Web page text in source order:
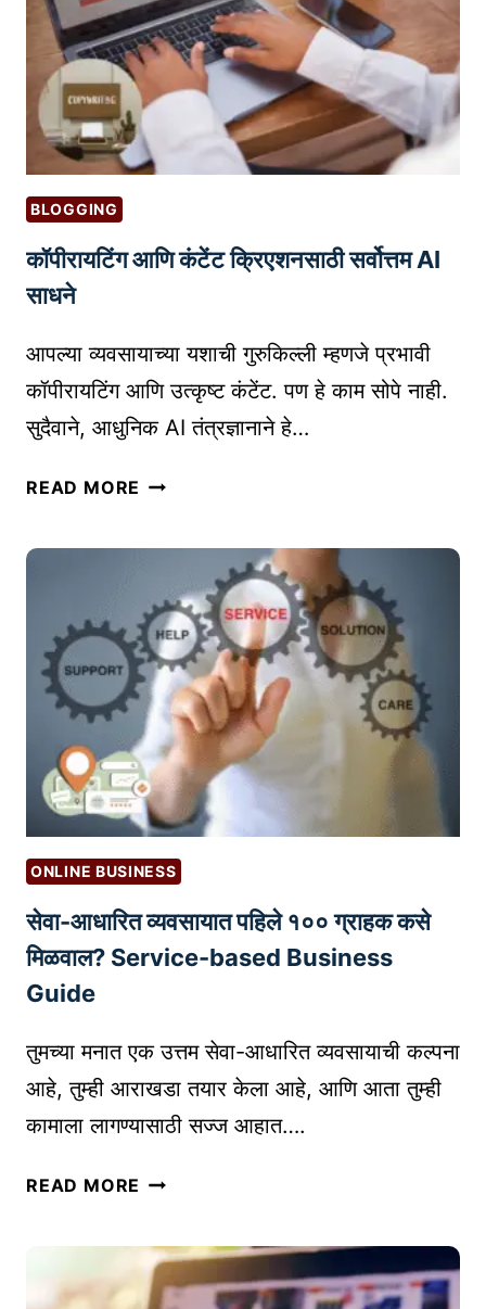
BLOGGING
कॉपीरायटिंग आणि कंटेंट क्रिएशनसाठी सर्वोत्तम AI
साधने
आपल्या व्यवसायाच्या यशाची गुरुकिल्ली म्हणजे प्रभावी
कॉपीरायटिंग आणि उत्कृष्ट कंटेंट. पण हे काम सोपे नाही.
सुदैवाने, आधुनिक AI तंत्रज्ञानाने हे…
READ MORE कॉ
ग
आ
णि
कं
टें
ट
क्रि
ए
श
न
सा
ठी
म
A
I
ध
ONLINE BUSINESS
सेवा-आधारित व्यवसायात पहिले १०० ग्राहक कसे
मिळवाल? Service-based Business
Guide
तुमच्या मनात एक उत्तम सेवा-आधारित व्यवसायाची कल्पना
आहे, तुम्ही आराखडा तयार केला आहे, आणि आता तुम्ही
कामाला लागण्यासाठी सज्ज आहात….
READ MORE से
आ
धा